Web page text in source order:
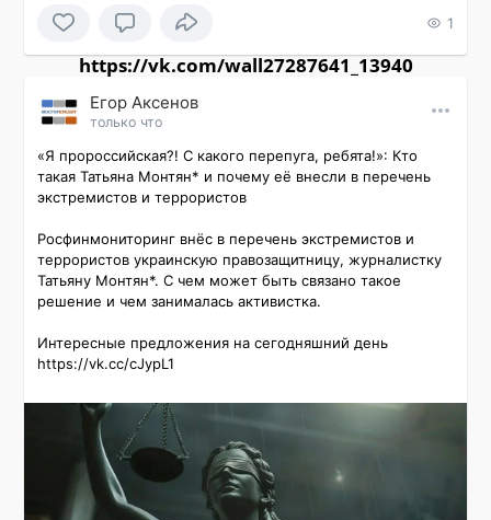
1
https://vk.com/wall27287641_13940
Εгор Αксенов
только что
«Я пророссийская?! С какого перепуга, ребята!»: Кто
такая Татьяна Монтян* и почему её внесли в перечень
экстремистов и террористов
Росфинмониторинг внёс в перечень экстремистов и
террористов украинскую правозащитницу, журналистку
Татьяну Монтян*. С чем может быть связано такое
решение и чем занималась активистка.
Интересные предложения на сегодняшний день
https://vk.cc/cJypL1